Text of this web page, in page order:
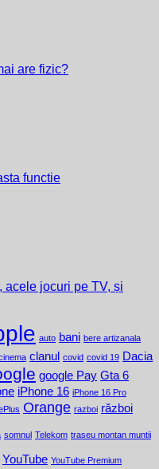
are fizic?
functie
acele jocuri pe TV, și
auto bani bere artizanala
clanul covid covid 19 Dacia
google Pay Gta 6
iPhone 16 iPhone 16 Pro
Orange razboi război
somnul Telekom traseu montan muntii
YouTube YouTube Premium